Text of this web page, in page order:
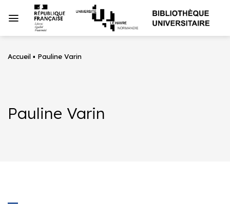
au
Accueil ▪ Pauline Varin
Pauline Varin